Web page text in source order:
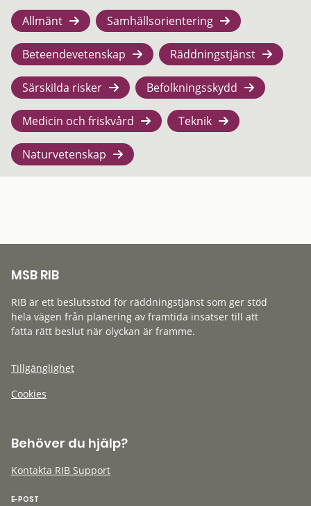
Allmänt Samhällsorientering
Beteendevetenskap Räddningstjänst
Särskilda risker Befolkningsskydd
Medicin och friskvård Teknik
Naturvetenskap
MSB RIB
RIB är ett beslutsstöd för räddningstjänst som ger stöd
hela vägen från planering av framtida insatser till att
fatta rätt beslut när olyckan är framme.
Tillgänglighet
Cookies
Behöver du hjälp?
Kontakta RIB Support
E-POST